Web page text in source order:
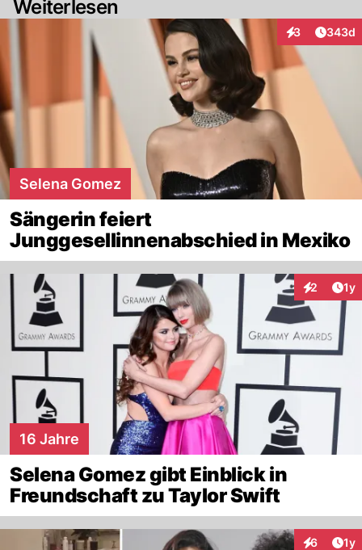
Weiterlesen
3
Interaktionen
343d
Selena Gomez
Sängerin feiert
Junggesellinnenabschied in Mexiko
2 1y
16 Jahre
Selena Gomez gibt Einblick in
Freundschaft zu Taylor Swift
6 1y